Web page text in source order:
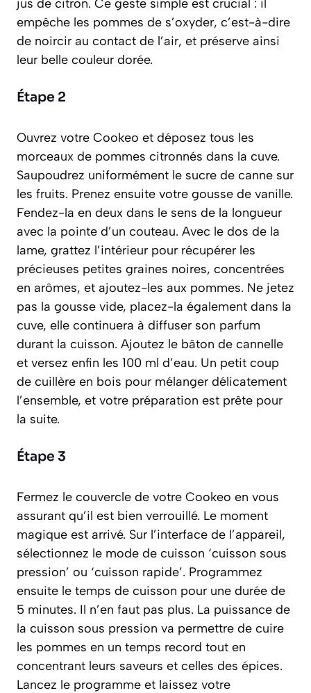
jus de citron. Ce geste simple est crucial : il
empêche les pommes de s’oxyder, c’est-à-dire
de noircir au contact de l’air, et préserve ainsi
leur belle couleur dorée.
Étape 2
Ouvrez votre Cookeo et déposez tous les
morceaux de pommes citronnés dans la cuve.
Saupoudrez uniformément le sucre de canne sur
les fruits. Prenez ensuite votre gousse de vanille.
Fendez-la en deux dans le sens de la longueur
avec la pointe d’un couteau. Avec le dos de la
lame, grattez l’intérieur pour récupérer les
précieuses petites graines noires, concentrées
en arômes, et ajoutez-les aux pommes. Ne jetez
pas la gousse vide, placez-la également dans la
cuve, elle continuera à diffuser son parfum
durant la cuisson. Ajoutez le bâton de cannelle
et versez enfin les 100 ml d’eau. Un petit coup
de cuillère en bois pour mélanger délicatement
l’ensemble, et votre préparation est prête pour
la suite.
Étape 3
Fermez le couvercle de votre Cookeo en vous
assurant qu’il est bien verrouillé. Le moment
magique est arrivé. Sur l’interface de l’appareil,
sélectionnez le mode de cuisson ‘cuisson sous
pression’ ou ‘cuisson rapide’. Programmez
ensuite le temps de cuisson pour une durée de
5 minutes. Il n’en faut pas plus. La puissance de
la cuisson sous pression va permettre de cuire
les pommes en un temps record tout en
concentrant leurs saveurs et celles des épices.
Lancez le programme et laissez votre